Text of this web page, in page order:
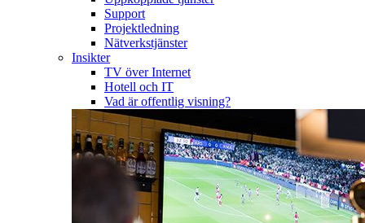
Support
Projektledning
Nätverkstjänster
Insikter
TV över Internet
Hotell och IT
Vad är offentlig visning?